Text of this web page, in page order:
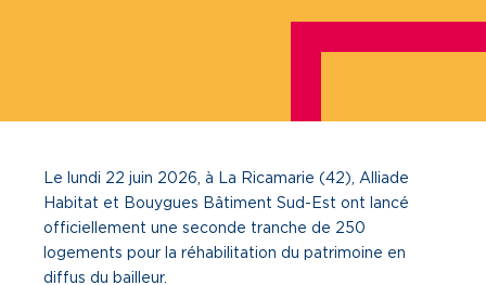
Notre vision
Notre projet d’entreprise
Notre organisation
Le lundi 22 juin 2026, à La Ricamarie (42), Alliade
Habitat et Bouygues Bâtiment Sud-Est ont lancé
officiellement une seconde tranche de 250
logements pour la réhabilitation du patrimoine en
diffus du bailleur.